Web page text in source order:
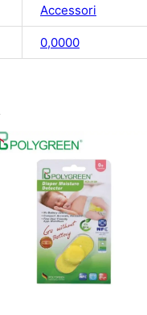
Accessori
0,0000